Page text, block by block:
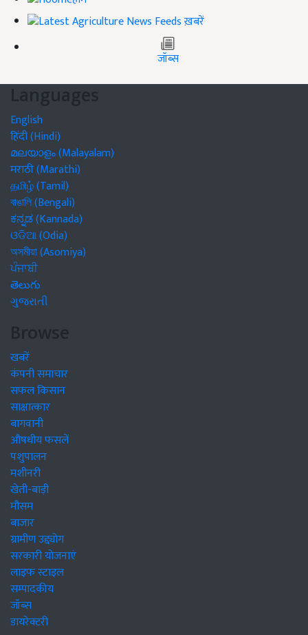
ख़बरें
जॉब्स
Languages
English
हिंदी (Hindi)
മലയാളം (Malayalam)
मराठी (Marathi)
தமிழ் (Tamil)
বাঙালি (Bengali)
ಕನ್ನಡ (Kannada)
ଓଡିଆ (Odia)
অসমীয়া (Asomiya)
ਪੰਜਾਬੀ
తెలుగు
ગુજરાતી
Browse
खबरें
कंपनी समाचार
सफल किसान
साक्षात्कार
बागवानी
औषधीय फसलें
पशुपालन
मशीनरी
खेती-बाड़ी
मौसम
बाजार
ग्रामीण उद्द्योग
सरकारी योजनाएं
लाइफ स्टाइल
सम्पादकीय
जॉब्स
डायरेक्टरी